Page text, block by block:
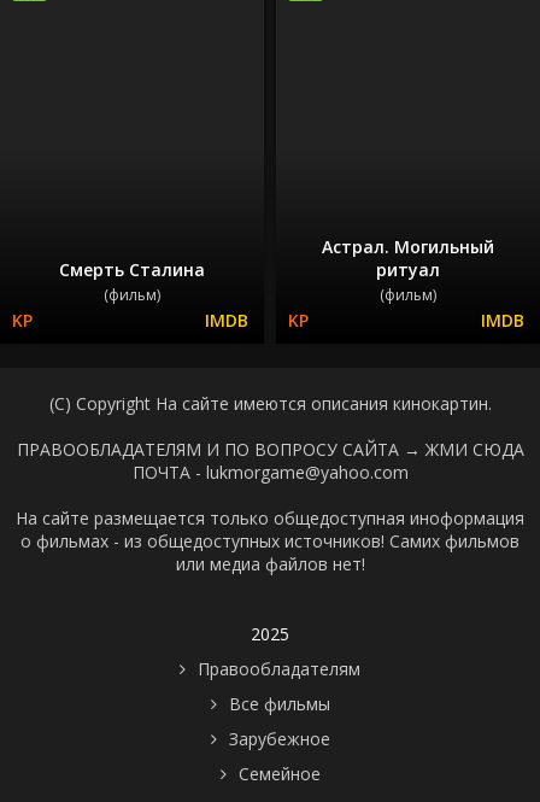
Смерть Сталина
(фильм)
Астрал. Могильный
ритуал
(фильм)
(C) Copyright На сайте имеются описания кинокартин.
ПРАВООБЛАДАТЕЛЯМ И ПО ВОПРОСУ САЙТА → ЖМИ СЮДА
ПОЧТА - lukmorgame@yahoo.com
На сайте размещается только общедоступная иноформация
о фильмах - из общедоступных источников! Самих фильмов
или медиа файлов нет!
2025
Правообладателям
Все фильмы
Зарубежное
Семейное